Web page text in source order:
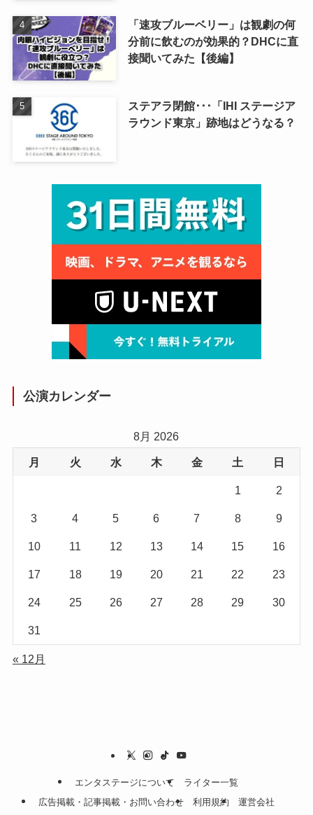
「速攻ブルーベリー」は観劇の何
分前に飲むのが効果的？DHCに直
接聞いてみた【後編】
ステアラ閉館･･･「IHI ステージア
ラウンド東京」跡地はどうなる？
公演カレンダー
8月 2026
月 火 水 木 金 土 日
1 2
3 4 5 6 7 8 9
10 11 12 13 14 15 16
17 18 19 20 21 22 23
24 25 26 27 28 29 30
31
« 12月
エンタステージについて
ライター一覧
広告掲載・記事掲載・お問い合わせ
利用規約 運営会社